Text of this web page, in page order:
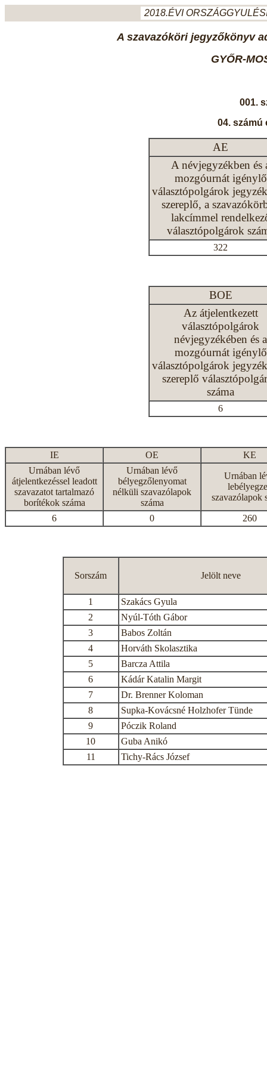
2018.ÉVI
A szavazóköri jegyzőkönyv
GYŐR-
001.
04. számú
AE
A névjegyzékben és
mozgóurnát igénylő
választópolgárok
szereplő, a
lakcímmel
választópolgárok
322
BOE
Az átjelentkezett
választópolgárok
névjegyzékében és a
mozgóurnát igénylő
választópolgárok
szereplő
száma
6
IE OE
KE
Urnában lévő
átjelentkezéssel leadott
szavazatot tartalmazó
borítékok száma
Urnában lévő
bélyegzőlenyomat
nélküli szavazólapok
száma
Urnában
szavazólapok
6 0 260
Sorszám Jelölt neve
1
Szakács Gyula
2
Nyúl-Tóth Gábor
3
Babos Zoltán
4
Horváth Skolasztika
5
Barcza Attila
6
Kádár Katalin Margit
7
Dr. Brenner Koloman
8
Supka-Kovácsné Holzhofer Tünde
9
Póczik Roland
10
Guba Anikó
11
Tichy-Rács József